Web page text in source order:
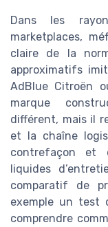
Dans les
marketplaces,
claire de la
approximatifs
AdBlue Citroën
marque
différent, mais il
et la chaîne
contrefaçon et
liquides
comparatif de
exemple un test
comprendre